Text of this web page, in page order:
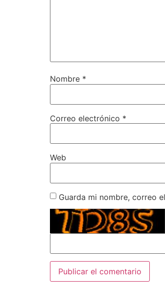
Nombre *
Correo electrónico *
Web
Guarda mi nombre, correo